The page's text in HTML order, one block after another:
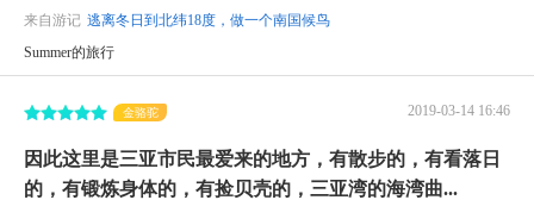
来自游记 逃离冬日到北纬18度，做一个南国候鸟
Summer的旅行
2019-03-14 16:46
金骆驼
因此这里是三亚市民最爱来的地方，有散步的，有看落日
的，有锻炼身体的，有捡贝壳的，三亚湾的海湾曲...